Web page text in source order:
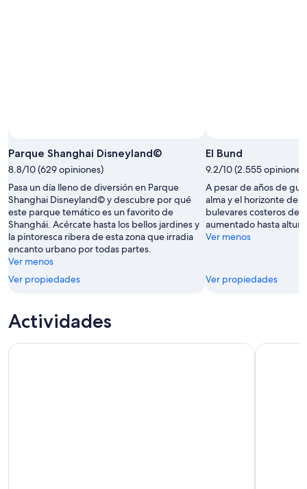
de
uso
libre
tomada
por
Susanna
Wilder
Puzzuoli
Parque Shanghai Disneyland©
8.8/10 (629 opiniones)
Pasa un día lleno de diversión en Parque
Shanghai Disneyland© y descubre por qué
este parque temático es un favorito de
Shanghái. Acércate hasta los bellos jardines y
la pintoresca ribera de esta zona que irradia
encanto urbano por todas partes.
Ver menos
Ver propiedades
El Bund
9.2/10 (2.555
A pesar de años de
alma y el horizonte de
bulevares costeros del
aumentado hasta
Ver menos
Ver propiedades
Actividades
Jardín Yu : Un escape de la dinastía Ming en el corazón de